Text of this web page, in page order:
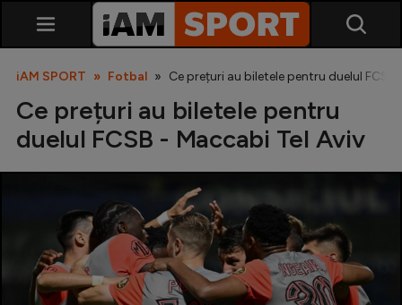
SuperLiga
Liga 2
Cupa României
iAM SPORT Fotbal Ce prețuri au biletele pentru duelul FCSB
Ce prețuri au biletele pentru
duelul FCSB - Maccabi Tel Aviv